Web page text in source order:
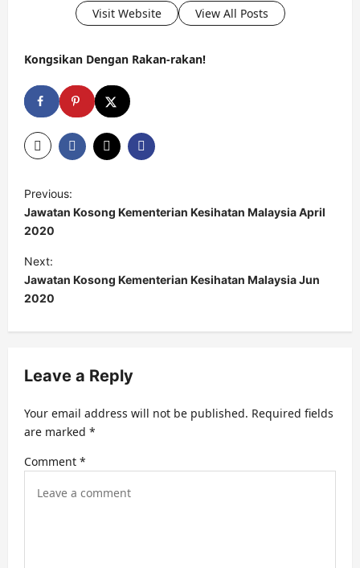
Visit Website View All Posts
Kongsikan Dengan Rakan-rakan!
P
o
s
t
n
a
v
g
a
t
i
Previous:
Jawatan Kosong Kementerian Kesihatan Malaysia April
2020
Next:
Jawatan Kosong Kementerian Kesihatan Malaysia Jun
2020
Leave a Reply
Your email address will not be published. Required fields
are marked *
Comment *